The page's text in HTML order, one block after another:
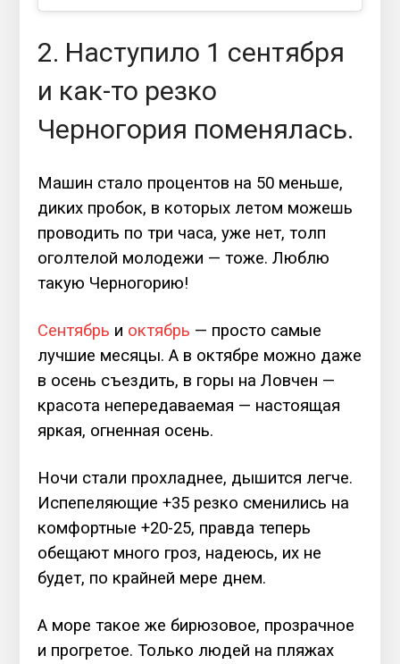
2. Наступило 1 сентября
и как-то резко
Черногория поменялась.
Машин стало процентов на 50 меньше,
диких пробок, в которых летом можешь
проводить по три часа, уже нет, толп
оголтелой молодежи — тоже. Люблю
такую Черногорию!
Сентябрь и октябрь — просто самые
лучшие месяцы. А в октябре можно даже
в осень съездить, в горы на Ловчен —
красота непередаваемая — настоящая
яркая, огненная осень.
Ночи стали прохладнее, дышится легче.
Испепеляющие +35 резко сменились на
комфортные +20-25, правда теперь
обещают много гроз, надеюсь, их не
будет, по крайней мере днем.
А море такое же бирюзовое, прозрачное
и прогретое. Только людей на пляжах